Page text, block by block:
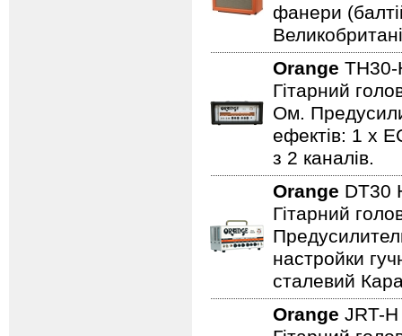
фанери
Orange
Гітарний
Ом.
ефектів: 1 x
з 2 каналів.
Orange DT30
Гітарний
настройки
сталевий
Orange JRT-